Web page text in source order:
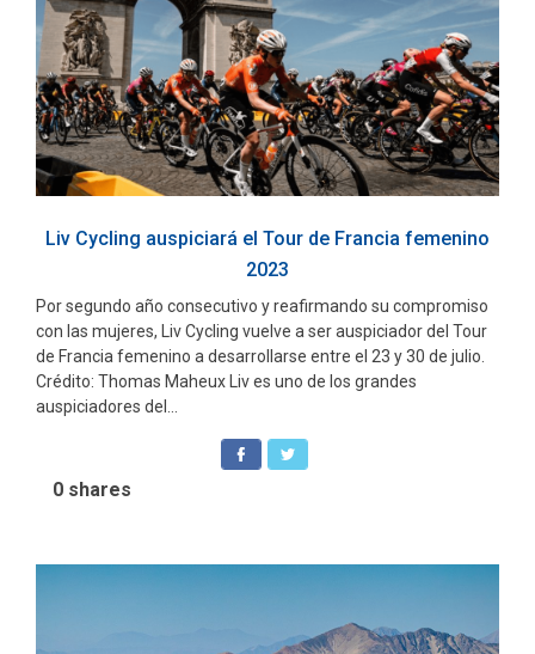
Liv Cycling auspiciará el Tour de Francia femenino
2023
Por segundo año consecutivo y reafirmando su compromiso
con las mujeres, Liv Cycling vuelve a ser auspiciador del Tour
de Francia femenino a desarrollarse entre el 23 y 30 de julio.
Crédito: Thomas Maheux Liv es uno de los grandes
auspiciadores del...
0 shares